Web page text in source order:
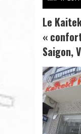
Le
«
Saigon,